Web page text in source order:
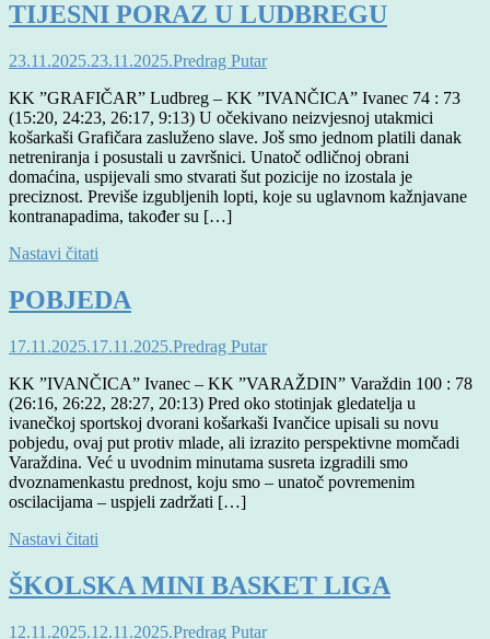
TIJESNI PORAZ U LUDBREGU
23.11.2025.23.11.2025.Predrag Putar
KK ”GRAFIČAR” Ludbreg – KK ”IVANČICA” Ivanec 74 : 73
(15:20, 24:23, 26:17, 9:13) U očekivano neizvjesnoj utakmici
košarkaši Grafičara zasluženo slave. Još smo jednom platili danak
netreniranja i posustali u završnici. Unatoč odličnoj obrani
domaćina, uspijevali smo stvarati šut pozicije no izostala je
preciznost. Previše izgubljenih lopti, koje su uglavnom kažnjavane
kontranapadima, također su […]
Nastavi čitati
POBJEDA
17.11.2025.17.11.2025.Predrag Putar
KK ”IVANČICA” Ivanec – KK ”VARAŽDIN” Varaždin 100 : 78
(26:16, 26:22, 28:27, 20:13) Pred oko stotinjak gledatelja u
ivanečkoj sportskoj dvorani košarkaši Ivančice upisali su novu
pobjedu, ovaj put protiv mlade, ali izrazito perspektivne momčadi
Varaždina. Već u uvodnim minutama susreta izgradili smo
dvoznamenkastu prednost, koju smo – unatoč povremenim
oscilacijama – uspjeli zadržati […]
Nastavi čitati
ŠKOLSKA MINI BASKET LIGA
12.11.2025.12.11.2025.Predrag Putar